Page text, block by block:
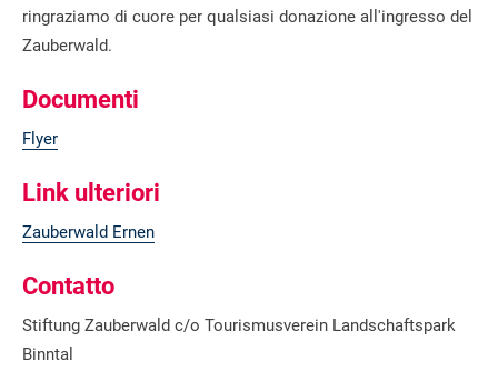
ringraziamo di cuore per qualsiasi donazione all'ingresso del
Zauberwald.
Documenti
Flyer
Link ulteriori
Zauberwald Ernen
Contatto
Stiftung Zauberwald c/o Tourismusverein Landschaftspark
Binntal